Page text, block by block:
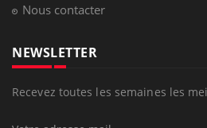
Nous contacter
NEWSLETTER
Recevez toutes les semaines les